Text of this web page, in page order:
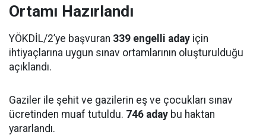
Ortamı Hazırlandı
YÖKDİL/2’ye başvuran 339 engelli aday için
ihtiyaçlarına uygun sınav ortamlarının oluşturulduğu
açıklandı.
Gaziler ile şehit ve gazilerin eş ve çocukları sınav
ücretinden muaf tutuldu. 746 aday bu haktan
yararlandı.